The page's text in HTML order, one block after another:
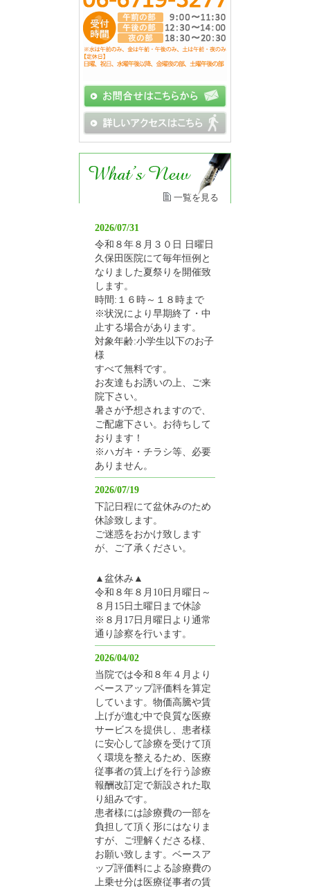
一覧を見る
2026/07/31
令和８年８月３０日 日曜日
久保田医院にて毎年恒例と
なりました夏祭りを開催致
します。
時間:１６時～１８時まで
※状況により早期終了・中
止する場合があります。
対象年齢:小学生以下のお子
様
すべて無料です。
お友達もお誘いの上、ご来
院下さい。
暑さが予想されますので、
ご配慮下さい。お待ちして
おります！
※ハガキ・チラシ等、必要
ありません。
2026/07/19
下記日程にて盆休みのため
休診致します。
ご迷惑をおかけ致します
が、ご了承ください。
▲盆休み▲
令和８年８月10日月曜日～
８月15日土曜日まで休診
※８月17日月曜日より通常
通り診察を行います。
2026/04/02
当院では令和８年４月より
ベースアップ評価料を算定
しています。物価高騰や賃
上げが進む中で良質な医療
サービスを提供し、患者様
に安心して診療を受けて頂
く環境を整えるため、医療
従事者の賃上げを行う診療
報酬改訂定で新設された取
り組みです。
患者様には診療費の一部を
負担して頂く形にはなりま
すが、ご理解くださる様、
お願い致します。ベースア
ップ評価料による診療費の
上乗せ分は医療従事者の賃